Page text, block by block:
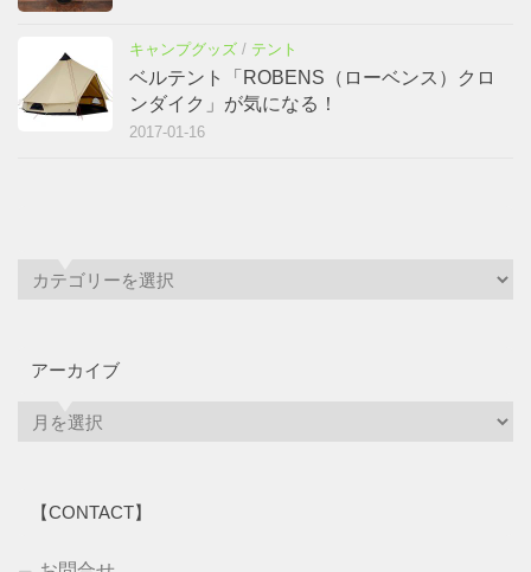
キャンプグッズ / テント
ベルテント「ROBENS（ローベンス）クロ
ンダイク」が気になる！
2017-01-16
アーカイブ
【CONTACT】